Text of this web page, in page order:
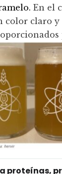
En el
color claro y
proteínas,